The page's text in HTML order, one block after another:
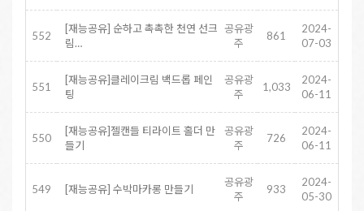
552
[재능공유] 순하고 촉촉한 천연 선크
림…
공유광
주
861
2024-
07-03
551
[재능공유]클레이크림 백드롭 페인
팅
공유광
주
1,033
2024-
06-11
550
[재능공유]젤캔들 티라이트 홀더 만
들기
공유광
주
726
2024-
06-11
549 [재능공유] 수박마카롱 만들기
공유광
주
933
2024-
05-30